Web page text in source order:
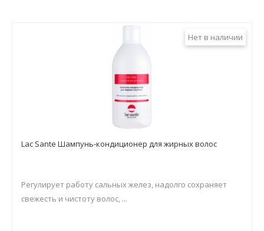
Нет в наличии
Lac Sante Шампунь-кондиционер для жирных волос
Регулирует работу сальных желез, надолго сохраняет
свежесть и чистоту волос, ...